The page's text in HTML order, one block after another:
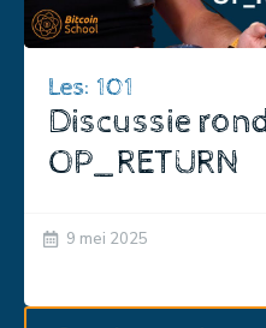
Les: 101
Discussie
OP_RETURN
9 mei 2025